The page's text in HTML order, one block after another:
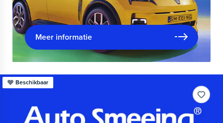
Meer informatie
Beschikbaar